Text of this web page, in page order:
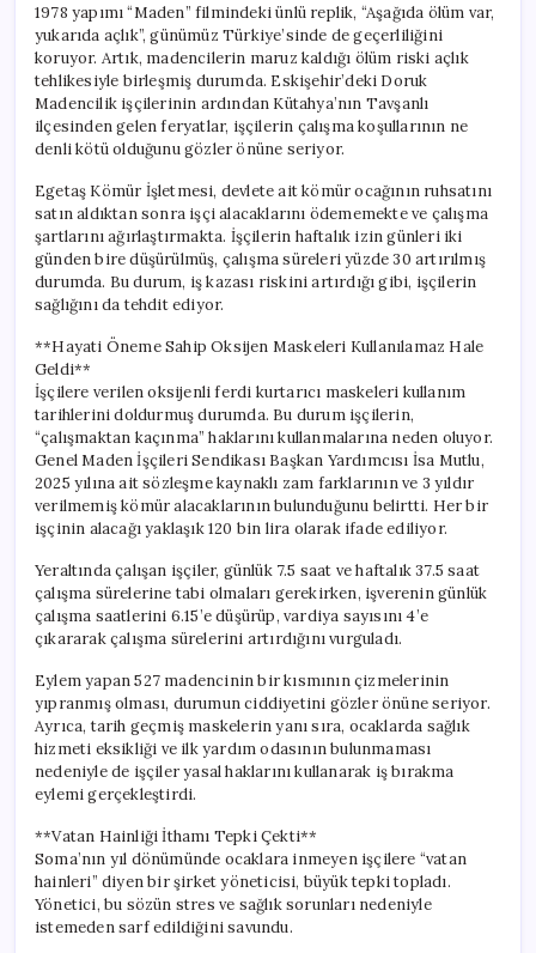
1978 yapımı “Maden” filmindeki ünlü replik, “Aşağıda ölüm var,
yukarıda açlık”, günümüz Türkiye’sinde de geçerliliğini
koruyor. Artık, madencilerin maruz kaldığı ölüm riski açlık
tehlikesiyle birleşmiş durumda. Eskişehir’deki Doruk
Madencilik işçilerinin ardından Kütahya’nın Tavşanlı
ilçesinden gelen feryatlar, işçilerin çalışma koşullarının ne
denli kötü olduğunu gözler önüne seriyor.
Egetaş Kömür İşletmesi, devlete ait kömür ocağının ruhsatını
satın aldıktan sonra işçi alacaklarını ödememekte ve çalışma
şartlarını ağırlaştırmakta. İşçilerin haftalık izin günleri iki
günden bire düşürülmüş, çalışma süreleri yüzde 30 artırılmış
durumda. Bu durum, iş kazası riskini artırdığı gibi, işçilerin
sağlığını da tehdit ediyor.
**Hayati Öneme Sahip Oksijen Maskeleri Kullanılamaz Hale
Geldi**
İşçilere verilen oksijenli ferdi kurtarıcı maskeleri kullanım
tarihlerini doldurmuş durumda. Bu durum işçilerin,
“çalışmaktan kaçınma” haklarını kullanmalarına neden oluyor.
Genel Maden İşçileri Sendikası Başkan Yardımcısı İsa Mutlu,
2025 yılına ait sözleşme kaynaklı zam farklarının ve 3 yıldır
verilmemiş kömür alacaklarının bulunduğunu belirtti. Her bir
işçinin alacağı yaklaşık 120 bin lira olarak ifade ediliyor.
Yeraltında çalışan işçiler, günlük 7.5 saat ve haftalık 37.5 saat
çalışma sürelerine tabi olmaları gerekirken, işverenin günlük
çalışma saatlerini 6.15’e düşürüp, vardiya sayısını 4’e
çıkararak çalışma sürelerini artırdığını vurguladı.
Eylem yapan 527 madencinin bir kısmının çizmelerinin
yıpranmış olması, durumun ciddiyetini gözler önüne seriyor.
Ayrıca, tarih geçmiş maskelerin yanı sıra, ocaklarda sağlık
hizmeti eksikliği ve ilk yardım odasının bulunmaması
nedeniyle de işçiler yasal haklarını kullanarak iş bırakma
eylemi gerçekleştirdi.
**Vatan Hainliği İthamı Tepki Çekti**
Soma’nın yıl dönümünde ocaklara inmeyen işçilere “vatan
hainleri” diyen bir şirket yöneticisi, büyük tepki topladı.
Yönetici, bu sözün stres ve sağlık sorunları nedeniyle
istemeden sarf edildiğini savundu.